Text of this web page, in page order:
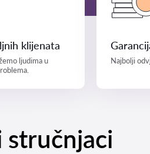
klijenata
ljudima u
Najbolji
stručnjaci